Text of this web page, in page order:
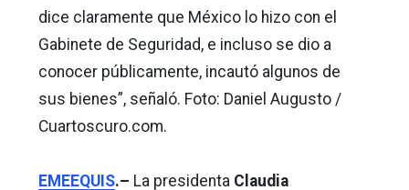
dice claramente que México lo hizo con el
Gabinete de Seguridad, e incluso se dio a
conocer públicamente, incautó algunos de
sus bienes”, señaló. Foto: Daniel Augusto /
Cuartoscuro.com.
EMEEQUIS.– La presidenta Claudia